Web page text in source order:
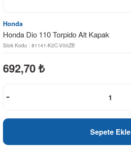
Honda
Honda Dio 110 Torpido Alt Kapak
Stok Kodu : 81141-K2C-V00ZB
692,70 ₺
Sepete Ekle